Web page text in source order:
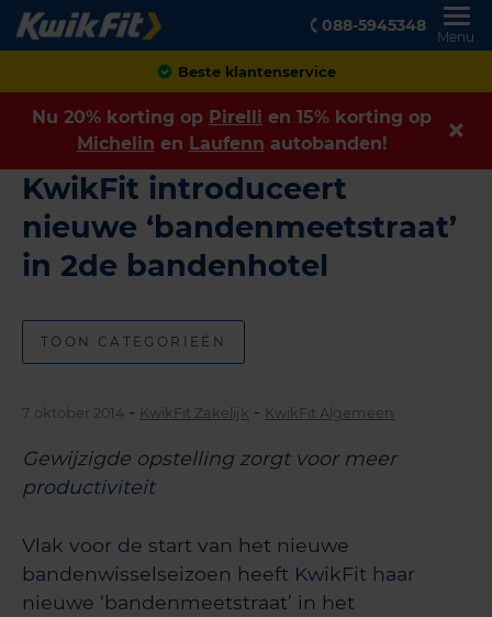
088-5945348
Menu
Beste klantenservice
Nu 20% korting op Pirelli en 15% korting op
Michelin en Laufenn autobanden!
KwikFit introduceert
nieuwe ‘bandenmeetstraat’
in 2de bandenhotel
TOON CATEGORIEËN
7 oktober 2014 - KwikFit Zakelijk - KwikFit Algemeen
Gewijzigde opstelling zorgt voor meer
productiviteit
Vlak voor de start van het nieuwe
bandenwisselseizoen heeft KwikFit haar
nieuwe ‘bandenmeetstraat’ in het